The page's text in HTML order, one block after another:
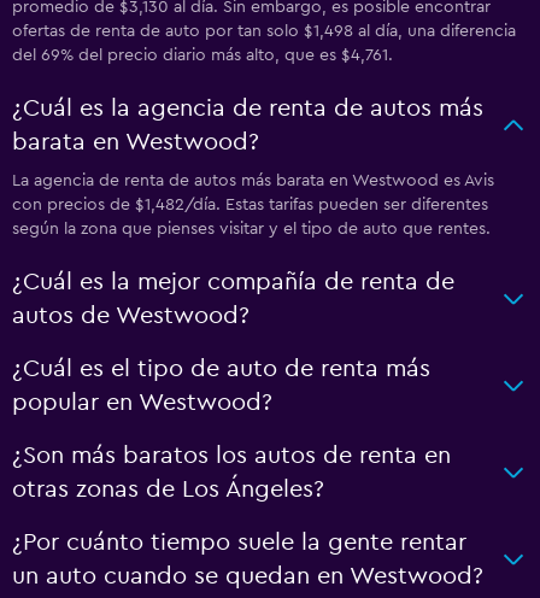
promedio de $3,130 al día. Sin embargo, es posible encontrar
ofertas de renta de auto por tan solo $1,498 al día, una diferencia
del 69% del precio diario más alto, que es $4,761.
¿Cuál es la agencia de renta de autos más
barata en Westwood?
La agencia de renta de autos más barata en Westwood es Avis
con precios de $1,482/día. Estas tarifas pueden ser diferentes
según la zona que pienses visitar y el tipo de auto que rentes.
¿Cuál es la mejor compañía de renta de
autos de Westwood?
¿Cuál es el tipo de auto de renta más
popular en Westwood?
¿Son más baratos los autos de renta en
otras zonas de Los Ángeles?
¿Por cuánto tiempo suele la gente rentar
un auto cuando se quedan en Westwood?